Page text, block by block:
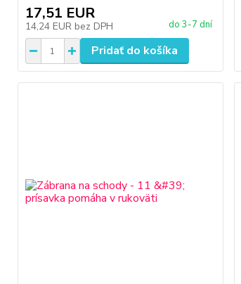
17,51 EUR
14,24 EUR bez DPH do 3-7 dní
Pridať do košíka